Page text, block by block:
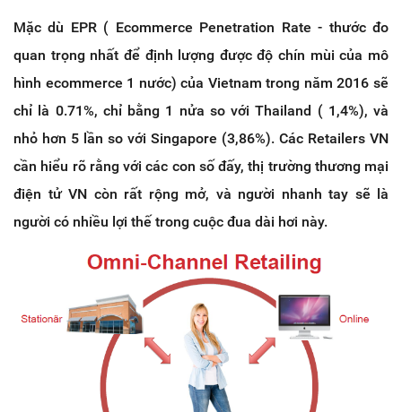
Mặc dù EPR ( Ecommerce Penetration Rate - thước đo
quan trọng nhất để định lượng được độ chín mùi của mô
hình ecommerce 1 nước) của Vietnam trong năm 2016 sẽ
chỉ là 0.71%, chỉ bằng 1 nửa so với Thailand ( 1,4%), và
nhỏ hơn 5 lần so với Singapore (3,86%). Các Retailers VN
cần hiểu rõ rằng với các con số đấy, thị trường thương mại
điện tử VN còn rất rộng mở, và người nhanh tay sẽ là
người có nhiều lợi thế trong cuộc đua dài hơi này.